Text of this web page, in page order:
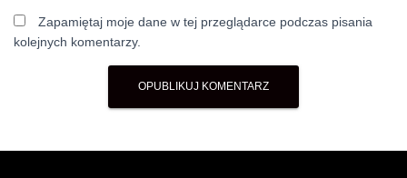
Zapamiętaj moje dane w tej przeglądarce podczas pisania
kolejnych komentarzy.